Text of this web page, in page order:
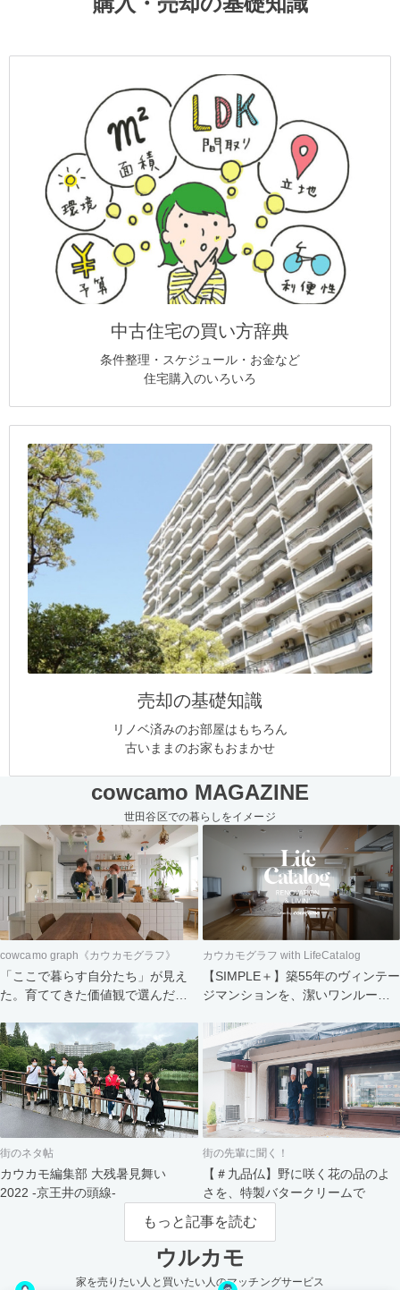
中古住宅の買い方辞典
条件整理・スケジュール・お金など
住宅購入のいろいろ
売却の基礎知識
リノベ済みのお部屋はもちろん
古いままのお家もおまかせ
cowcamo MAGAZINE
世田谷区での暮らしをイメージ
cowcamo graph《カウカモグラフ》
「ここで暮らす自分たち」が見え
た。育ててきた価値観で選んだ住
カウカモグラフ with LifeCatalog
【SIMPLE＋】築55年のヴィンテー
ジマンションを、潔いワンルーム
らし
街のネタ帖
カウカモ編集部 大残暑見舞い
2022 -京王井の頭線-
街の先輩に聞く！
【＃九品仏】野に咲く花の品のよ
さを、特製バタークリームで
もっと記事を読む
ウルカモ
家を売りたい人と買いたい人のマッチングサービス